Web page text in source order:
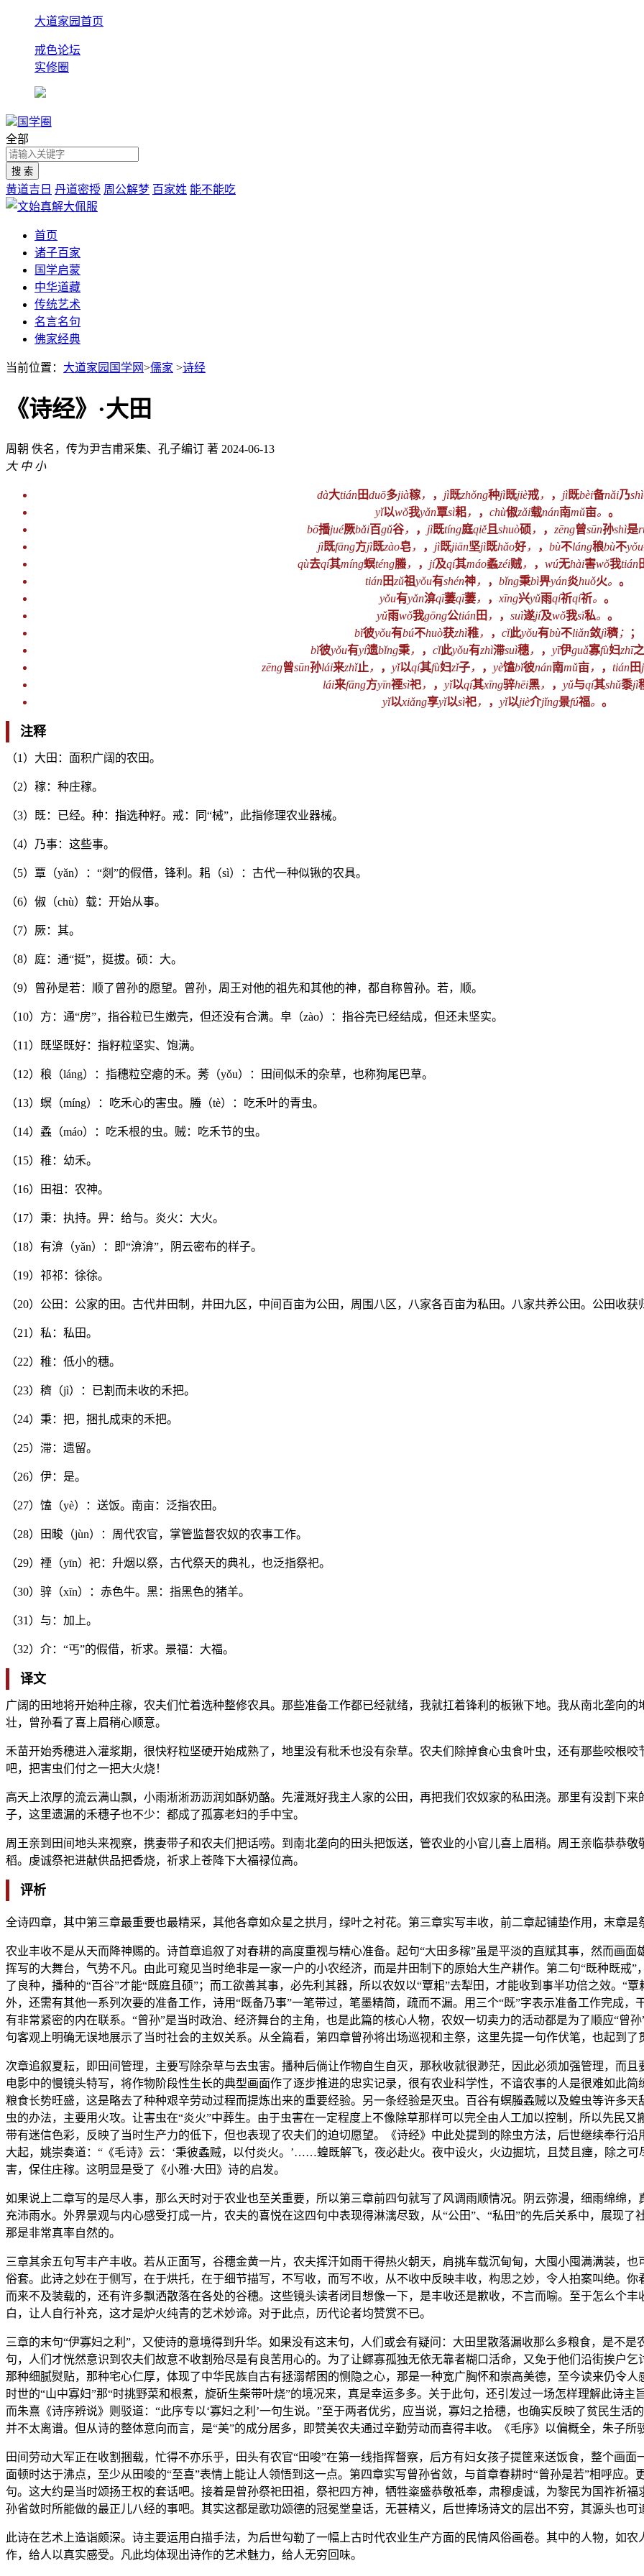
大道家园首页
戒色论坛
实修圈
国学圈
全部
黄道吉日 丹道密授 周公解梦 百家姓 能不能吃
首页
诸子百家
国学启蒙
中华道藏
传统艺术
名言名句
佛家经典
当前位置： 大道家园国学网>儒家 >诗经
《诗经》·大田
周朝 佚名，传为尹吉甫采集、孔子编订 著 2024-06-13
大 中 小
dà大tián田duō多jià稼， ， jì既zhǒng种jì既jiè戒， ， jì既bèi备nǎi乃shì
yǐ以wǒ我yǎn覃sì耜， ， chù俶zǎi载nán南mǔ亩。 。
bō播jué厥bǎi百gǔ谷， ， jì既tíng庭qiě且 shuò硕 ， ， zēng曾sūn孙shì是
jì既fāng方jì既zào皂， ， jì既jiān坚jì既hǎo好， ， bù不láng稂bù不yǒu
qù去qí其míng螟téng螣， ， jí及qí其máo蟊zéi贼， ， wú无hài害wǒ我tián
tián田zǔ祖yǒu有shén神， ， bǐng秉bì畀yán炎huǒ火。 。
yǒu有yǎn渰qī萋qī萋， ， xīng兴yǔ雨qí祈qí祈。 。
yǔ雨wǒ我gōng公tián田 ， ， suì遂jí及wǒ我sī私。 。
bǐ彼yǒu有bú不huò获zhì稚， ， cǐ此yǒu有bù不liǎn敛jì穧； ；
bǐ彼yǒu有yí遗bǐng秉， ， cǐ此yǒu有zhì滞suì穗， ， yī伊guǎ寡fù妇zhī之
zēng曾sūn孙lái来zhǐ止， ， yǐ以qí其fù妇zǐ子， ， yè馌bǐ彼nán南mǔ亩， ， tián田
lái来fāng方yīn禋sì祀， ， yǐ以qí其xīng骍hēi黑， ， yǔ与qí其shǔ黍jì
yǐ以xiǎng享yǐ以sì祀， ， yǐ以jiè介jǐng景fú福。 。
注释
（1）大田：面积广阔的农田。
（2）稼：种庄稼。
（3）既：已经。种：指选种籽。戒：同“械”，此指修理农业器械。
（4）乃事：这些事。
（5）覃（yǎn）：“剡”的假借，锋利。耜（sì）：古代一种似锹的农具。
（6）俶（chù）载：开始从事。
（7）厥：其。
（8）庭：通“挺”，挺拔。硕：大。
（9）曾孙是若：顺了曾孙的愿望。曾孙，周王对他的祖先和其他的神，都自称曾孙。若，顺。
（10）方：通“房”，指谷粒已生嫩壳，但还没有合满。皁（zào）：指谷壳已经结成，但还未坚实。
（11）既坚既好：指籽粒坚实、饱满。
（12）稂（láng）：指穗粒空瘪的禾。莠（yǒu）：田间似禾的杂草，也称狗尾巴草。
（13）螟（míng）：吃禾心的害虫。螣（tè）：吃禾叶的青虫。
（14）蟊（máo）：吃禾根的虫。贼：吃禾节的虫。
（15）稚：幼禾。
（16）田祖：农神。
（17）秉：执持。畀：给与。炎火：大火。
（18）有渰（yǎn）：即“渰渰”，阴云密布的样子。
（19）祁祁：徐徐。
（20）公田：公家的田。古代井田制，井田九区，中间百亩为公田，周围八区，八家各百亩为私田。八家共养公田。公田收获
（21）私：私田。
（22）稚：低小的穗。
（23）穧（jì）：已割而未收的禾把。
（24）秉：把，捆扎成束的禾把。
（25）滞：遗留。
（26）伊：是。
（27）馌（yè）：送饭。南亩：泛指农田。
（28）田畯（jùn）：周代农官，掌管监督农奴的农事工作。
（29）禋（yīn）祀：升烟以祭，古代祭天的典礼，也泛指祭祀。
（30）骍（xīn）：赤色牛。黑：指黑色的猪羊。
（31）与：加上。
（32）介：“丐”的假借，祈求。景福：大福。
译文
广阔的田地将开始种庄稼，农夫们忙着选种整修农具。那些准备工作都已经就绪，我就扛着锋利的板锹下地。我从南北垄向
壮，曾孙看了喜上眉稍心顺意。
禾苗开始秀穗进入灌浆期，很快籽粒坚硬开始成熟了，地里没有秕禾也没有杂草。农夫们除掉食心虫食叶虫，还有那些咬根
吧，把害虫们付之一把大火烧！
高天上浓厚的流云满山飘，小雨淅淅沥沥润如酥奶酪。先灌溉好我主人家的公田，再把我们农奴家的私田浇。那里有没割下
子，这里遗漏的禾穗子也不少：都成了孤寡老妇的手中宝。
周王亲到田间地头来视察，携妻带子和农夫们把话唠。到南北垄向的田头把饭送，管农业的小官儿喜上眉稍。周王亲临恭恭
稻。虔诚祭祀进献供品把香烧，祈求上苍降下大福禄位高。
评析
全诗四章，其中第三章最重要也最精采，其他各章如众星之拱月，绿叶之衬花。第三章实写丰收，前二章起铺垫作用，末章是
农业丰收不是从天而降神赐的。诗首章追叙了对春耕的高度重视与精心准备。起句“大田多稼”虽是平淡的直赋其事，然而画
挥写的大舞台，气势不凡。由此可窥见当时绝非是一家一户的小农经济，而是井田制下的原始大生产耕作。第二句“既种既戒
了良种，播种的“百谷”才能“既庭且硕”；而工欲善其事，必先利其器，所以农奴以“覃耜”去犁田，才能收到事半功倍之效。“
外，还需有其他一系列次要的准备工作，诗用“既备乃事”一笔带过，笔墨精简，疏而不漏。用三个“既”字表示准备工作完成
有非常紧密的内在联系。“曾孙”是当时政治、经济舞台的主角，也是此篇的核心人物，农奴一切卖力的活动都是为了顺应“曾
句客观上明确无误地展示了当时社会的主奴关系。从全篇看，第四章曾孙将出场巡视和主祭，这里先提一句作伏笔，也起到了
次章追叙夏耘，即田间管理，主要写除杂草与去虫害。播种后倘让作物自生自灭，那秋收就很渺茫，因此必须加强管理，而
电影中的慢镜头特写，将作物阶段性生长的典型画面作了逐步推进的忠实记录，很有农业科学性，不谙农事的人是很难如此
粮食长势旺盛，这是略去了种种艰辛劳动过程而提炼出来的重要经验。另一条经验是灭虫。百谷有螟螣蟊贼以及蝗虫等许多
虫的办法，主要用火攻。让害虫在“炎火”中葬生。由于虫害在一定程度上不像除草那样可以完全由人工加以控制，所以先民
带有迷信色彩，反映了当时生产力的低下，但也表现了农夫们的迫切愿望。《诗经》中此处提到的除虫方法，后世继续奉行
大起，姚崇奏道：“《毛诗》云：‘秉彼蟊贼，以付炎火。’……蝗既解飞，夜必赴火。夜中设火，火边掘坑，且焚且瘗，除之可
害，保住庄稼。这明显是受了《小雅·大田》诗的启发。
如果说上二章写的是尽人事，那么天时对于农业也至关重要，所以第三章前四句就写了风调雨顺情况。阴云弥漫，细雨绵绵
充沛雨水。外界景观与内心感受打成一片，农夫的喜悦在这四句中表现得淋漓尽致，从“公田”、“私田”的先后关系中，展现了
那是非常真率自然的。
三章其余五句写丰产丰收。若从正面写，谷穗金黄一片，农夫挥汗如雨干得热火朝天，肩挑车载沉甸甸，大囤小囤满满装，
俗套。此诗之妙在于侧写，在于烘托，在于细节描写，不写收，而写不收，从不收中反映丰收，构思之妙，令人拍案叫绝。
而来不及装载的，还有许多飘洒散落在各处的谷穗。这些镜头读者闭目想像一下，是丰收还是歉收，不言而喻。至于怎么个
白，让人自行补充，这才是炉火纯青的艺术妙谛。对于此点，历代论者均赞赏不已。
三章的末句“伊寡妇之利”，又使诗的意境得到升华。如果没有这末句，人们或会有疑问：大田里散落漏收那么多粮食，是不
句，人们才恍然意识到农夫们故意不收割殆尽是有良苦用心的。为了让鳏寡孤独无依无靠者糊口活命，又免于他们沿街挨户乞
那种细腻熨贴，那种宅心仁厚，体现了中华民族自古有拯溺帮困的恻隐之心，那是一种宽广胸怀和崇高美德，至今读来仍令
时世的“山中寡妇”那“时挑野菜和根煮，旋斫生柴带叶烧”的境况来，真是幸运多多。关于此句，还引发过一场怎样理解此诗主
而朱熹《诗序辨说》则驳道：“此序专以‘寡妇之利’一句生说。”至于两者优劣，应当说，寡妇之拾穗，也确实反映了贫民生活
并不太离谱。但从诗的整体意向而言，是“美”的成分居多，即赞美农夫通过辛勤劳动而喜得丰收。《毛序》以偏概全，朱子所
田间劳动大军正在收割捆载，忙得不亦乐乎，田头有农官“田唆”在第一线指挥督察，后方有妇女孩子提筐来送饭食，整个画
面顿时达于沸点，至少从田唆的“至喜”表情上能让人领悟到这一点。第四章实写曾孙省敛，与首章春耕时“曾孙是若”相呼应
句。这大约是当时颂扬王权的套话吧。接着是曾孙祭祀田祖，祭祀四方神，牺牲粢盛恭敬祗奉，肃穆虔诚，为黎民为国祚祈
孙省敛时所能做的最正儿八经的事吧。其实这都是歌功颂德的冠冕堂皇话，无甚精义，后世捧场诗文的层出不穷，其源头也可
此诗在艺术上造诣颇深。诗主要运用白描手法，为后世勾勒了一幅上古时代农业生产方面的民情风俗画卷。其中的人物，如
作，给人以真实感受。凡此均体现出诗作的艺术魅力，给人无穷回味。